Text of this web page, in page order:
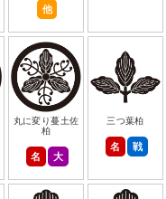
他
丸に変り蔓土佐
柏
名 大
三つ葉柏
名 戦